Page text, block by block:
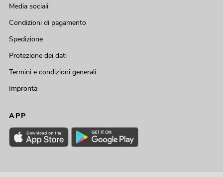
Media sociali
Condizioni di pagamento
Spedizione
Protezione dei dati
Termini e condizioni generali
Impronta
APP